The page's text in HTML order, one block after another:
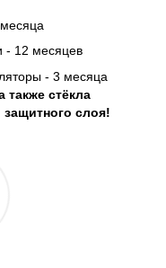
- 12 месяцев
- 3 месяца
также стёкла
защитного слоя!